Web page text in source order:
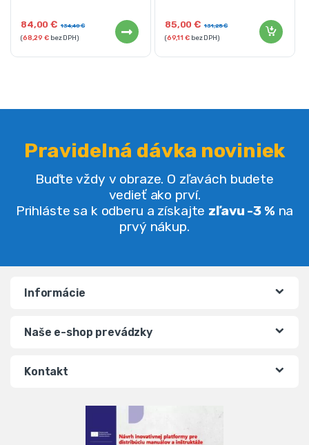
84,00€ 134,40€
(68,29€bez DPH)
85,00€ 131,25€
(69,11€bez DPH)
Pravidelná dávka noviniek
Buďte vždy v obraze. O zľavách budete
vedieť ako prví.
Prihláste sa k odberu a získajte zľavu -3 % na
prvý nákup.
Informácie
Naše e-shop prevádzky
Kontakt